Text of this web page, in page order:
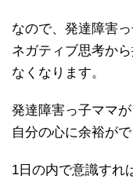
なので、発達障害
ネガティブ思考か
なくなります。
発達障害っ子ママ
自分の心に余裕がで
1日の内で意識すれ